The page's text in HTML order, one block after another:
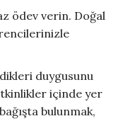
ödev verin. Doğal
duygusunu
içinde yer
bulunmak,